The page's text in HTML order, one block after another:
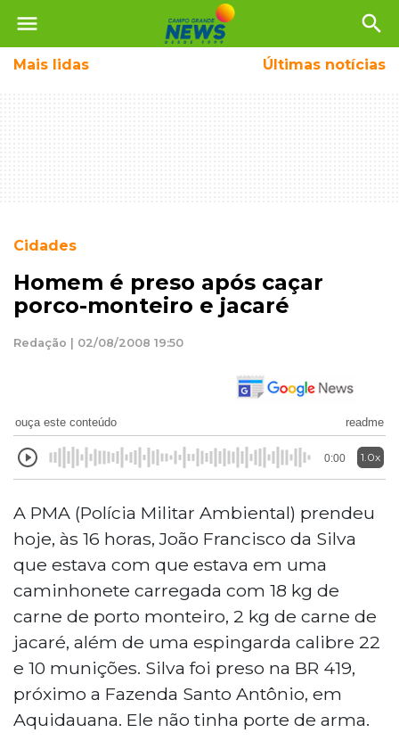
menu search
Mais lidas Últimas notícias
Cidades
Homem é preso após caçar
porco-monteiro e jacaré
Redação | 02/08/2008 19:50
ouça este conteúdo readme
0:00 1.0x
A PMA (Polícia Militar Ambiental) prendeu
hoje, às 16 horas, João Francisco da Silva
que estava com que estava em uma
caminhonete carregada com 18 kg de
carne de porto monteiro, 2 kg de carne de
jacaré, além de uma espingarda calibre 22
e 10 munições. Silva foi preso na BR 419,
próximo a Fazenda Santo Antônio, em
Aquidauana. Ele não tinha porte de arma.